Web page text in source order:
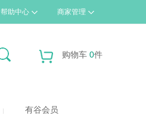
帮助中心 商家管理
购物车 0件
有谷会员